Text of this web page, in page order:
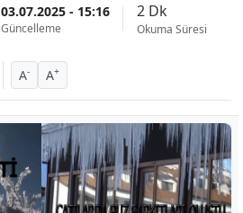
03.07.2025 - 15:16
Güncelleme
2 Dk
Okuma Süresi
A- A+